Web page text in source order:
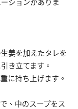
ションがありま
姜を加えたタレを
き立てます。
に持ち上げます。
、中のスープをス